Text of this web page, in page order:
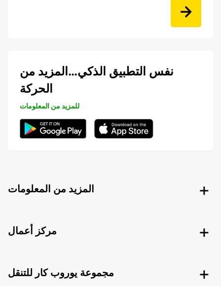
نفس التطبيق الذكي…المزيد من
الحركة
للمزيد من المعلومات
المزيد من المعلومات
مركز أعمال
مجموعة يوروب كار للتنقل